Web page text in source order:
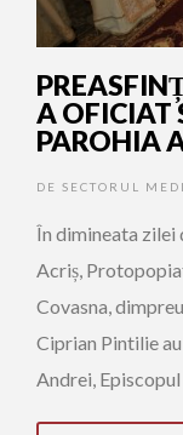
A OFICIAT
PAROHIA
DE SECTORUL
În dimineata zilei
Acriș,
Covasna,
Ciprian Pintilie
Andrei, Episcopul